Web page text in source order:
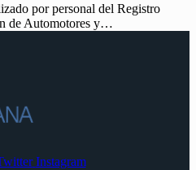
por personal del Registro
de Automotores y…
Instagram